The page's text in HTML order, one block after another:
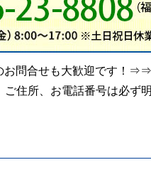
問合せも大歓迎です！
住所、お電話番号は必ず